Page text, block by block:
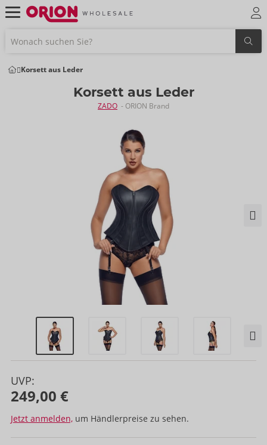
Korsett aus Leder
Korsett aus Leder
ZADO - ORION Brand
UVP:
249,00 €
Jetzt anmelden, um Händlerpreise zu sehen.